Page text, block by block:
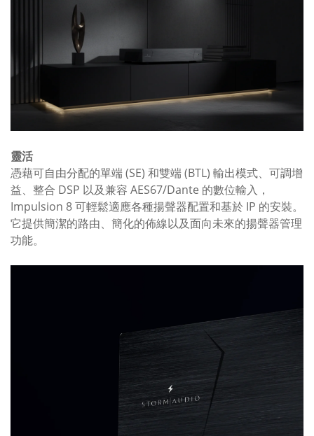
靈活
憑藉可自由分配的單端 (SE) 和雙端 (BTL) 輸出模式、可調增
益、整合 DSP 以及兼容 AES67/Dante 的數位輸入，
Impulsion 8 可輕鬆適應各種揚聲器配置和基於 IP 的安裝。
它提供簡潔的路由、簡化的佈線以及面向未來的揚聲器管理
功能。